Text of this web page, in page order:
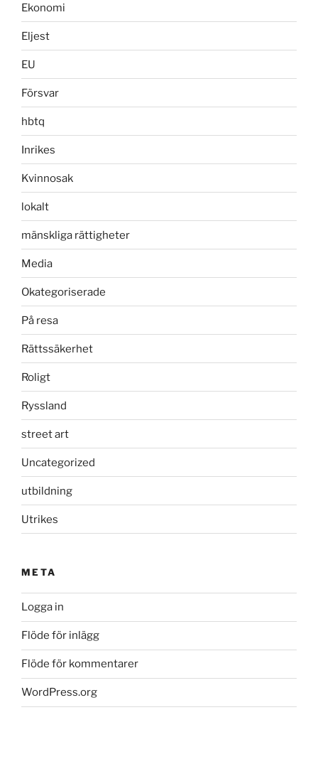
Ekonomi
Eljest
EU
Försvar
hbtq
Inrikes
Kvinnosak
lokalt
mänskliga rättigheter
Media
Okategoriserade
På resa
Rättssäkerhet
Roligt
Ryssland
street art
Uncategorized
utbildning
Utrikes
META
Logga in
Flöde för inlägg
Flöde för kommentarer
WordPress.org